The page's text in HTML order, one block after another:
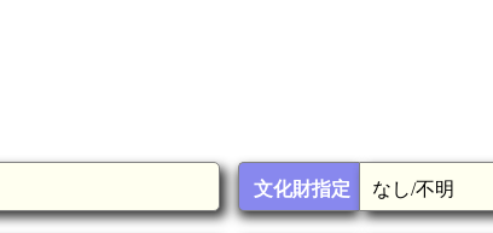
文化財指定 なし/不明